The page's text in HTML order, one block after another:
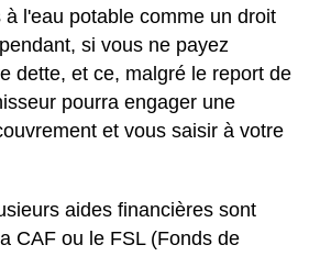
l'eau potable comme un droit
si vous ne payez
dette, et ce, malgré le report de
pourra engager une
et vous saisir à votre
aides financières sont
CAF ou le FSL (Fonds de